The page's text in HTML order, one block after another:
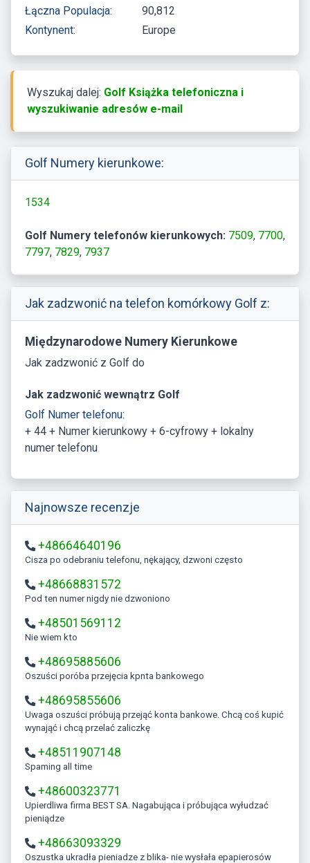
Łączna Populacja:
90,812
Kontynent:
Europe
Wyszukaj dalej: Golf Książka telefoniczna i
wyszukiwanie adresów e-mail
Golf Numery kierunkowe:
1534
Golf Numery telefonów kierunkowych: 7509 7700
7797 7829 7937
Jak zadzwonić na telefon komórkowy Golf z:
Międzynarodowe Numery Kierunkowe
Jak zadzwonić z Golf do
Jak zadzwonić wewnątrz Golf
Golf Numer telefonu:
+ 44 + Numer kierunkowy + 6-cyfrowy + lokalny
numer telefonu
Najnowsze recenzje
+48664640196
Cisza po odebraniu telefonu, nękający, dzwoni często
+48668831572
Pod ten numer nigdy nie dzwoniono
+48501569112
Nie wiem kto
+48695885606
Oszuści poróba przejęcia kpnta bankowego
+48695855606
Uwaga oszuści próbują przejąć konta bankowe. Chcą coś kupić
wynająć i chcą przelać zaliczkę
+48511907148
Spaming all time
+48600323771
Upierdliwa firma BEST SA. Nagabująca i próbująca wyłudzać
pieniądze
+48663093329
Oszustka ukradła pieniadze z blika- nie wysłała epapierosów